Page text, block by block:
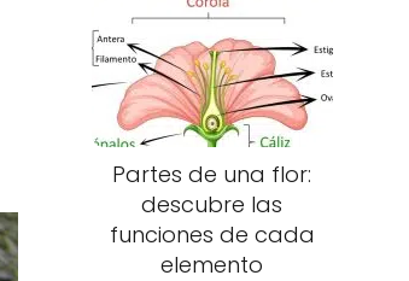
Partes de una flor:
descubre las
funciones de cada
elemento